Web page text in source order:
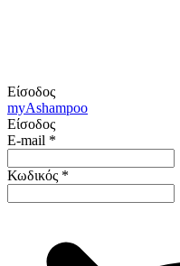
Είσοδος
myAshampoo
Είσοδος
E-mail *
Κωδικός *